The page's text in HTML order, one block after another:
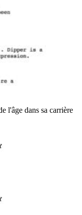
l'âge dans sa carrière